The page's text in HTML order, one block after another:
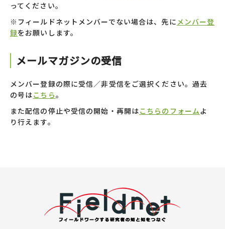
ってください。
※フィールドネットメンバーでない場合は、先にメンバー登
録をお願いします。
メールマガジンの受信
メンバー登録の際に受信／非受信をご選択ください。過去
の号はこちら。
また配信の停止や受信の開始・再開はこちらのフォームよ
り行えます。